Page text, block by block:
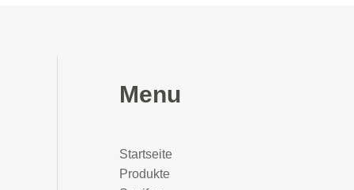
Menu
Startseite
Produkte